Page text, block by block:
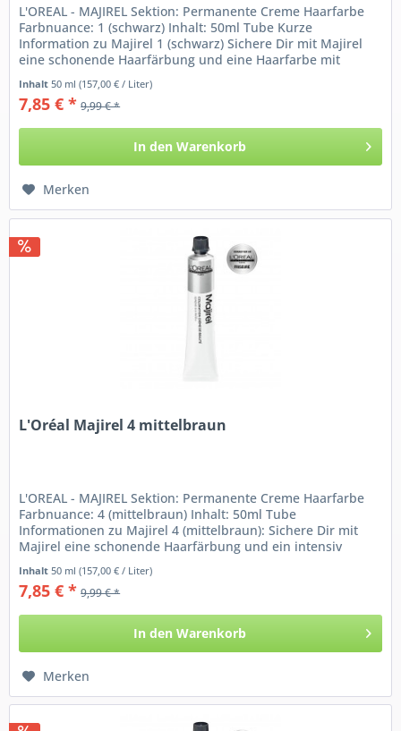
L'OREAL - MAJIREL Sektion: Permanente Creme Haarfarbe
Farbnuance: 1 (schwarz) Inhalt: 50ml Tube Kurze
Information zu Majirel 1 (schwarz) Sichere Dir mit Majirel
eine schonende Haarfärbung und eine Haarfarbe mit
Inhalt 50 ml(157,00 € / Liter)
7,85 € * 9,99 € *
In den Warenkorb
Merken
L'Oréal Majirel 4 mittelbraun
L'OREAL - MAJIREL Sektion: Permanente Creme Haarfarbe
Farbnuance: 4 (mittelbraun) Inhalt: 50ml Tube
Informationen zu Majirel 4 (mittelbraun): Sichere Dir mit
Majirel eine schonende Haarfärbung und ein intensiv
Inhalt 50 ml(157,00 € / Liter)
7,85 € * 9,99 € *
In den Warenkorb
Merken